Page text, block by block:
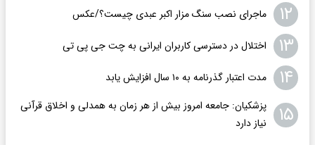
۱۲ ماجرای نصب سنگ مزار اکبر عبدی چیست؟/عکس
۱۳ اختلال در دسترسی کاربران ایرانی به چت جی پی تی
۱۴ مدت اعتبار گذرنامه به ۱۰ سال افزایش یابد
۱۵
پزشکیان: جامعه امروز بیش از هر زمان به همدلی و اخلاق قرآنی
نیاز دارد